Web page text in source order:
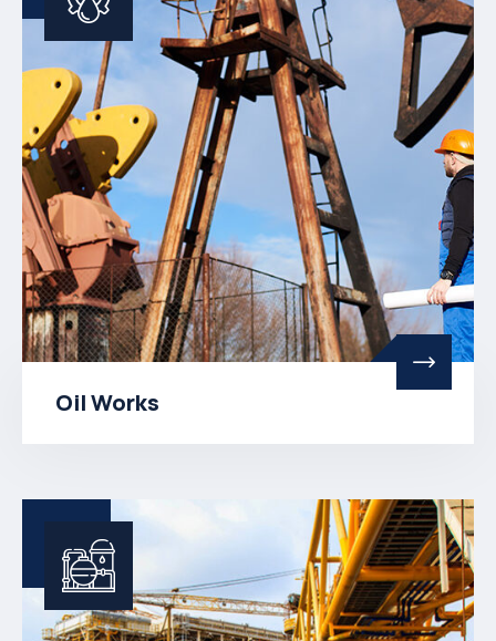
Oil Works